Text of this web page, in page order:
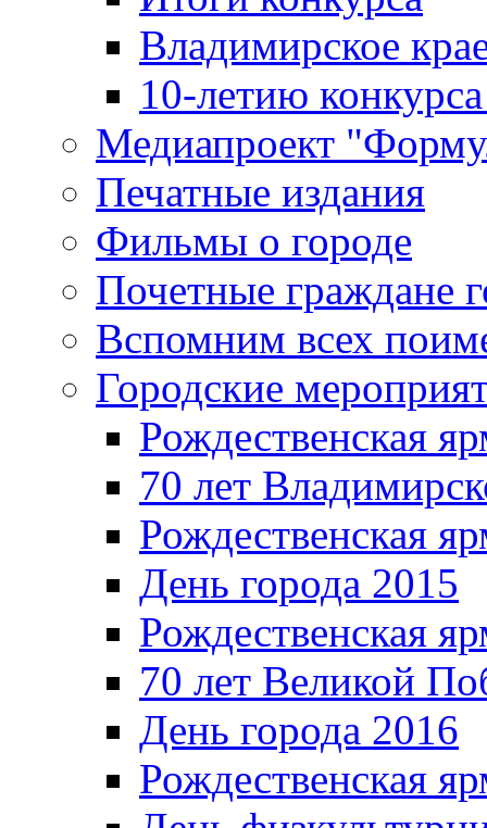
Владимирское
10-летию
Медиапроект
Печатные издания
Фильмы о городе
Почетные граждане
Вспомним всех
Городские
Рождественская
70 лет
Рождественская
День города 2015
Рождественская
70 лет Великой
День города 2016
Рождественская